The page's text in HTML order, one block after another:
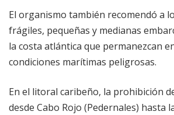
El organismo también recomendó a
frágiles, pequeñas y medianas
la costa atlántica que permanezcan
condiciones marítimas peligrosas.
En el litoral caribeño, la prohibición
desde Cabo Rojo (Pedernales) hasta